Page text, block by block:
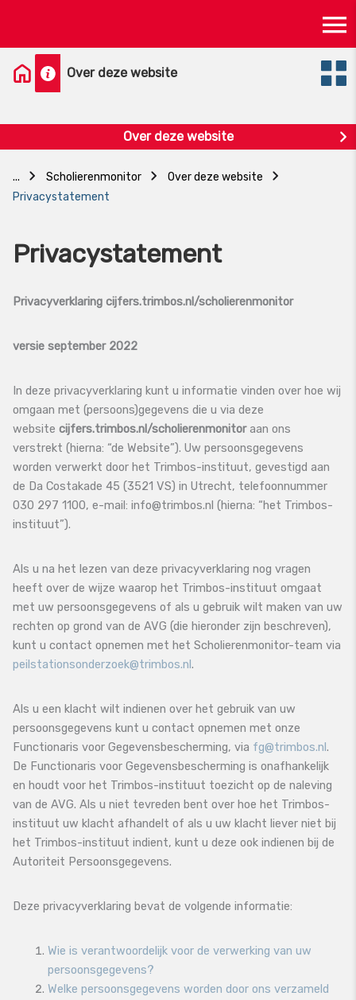
content
Over deze website
... Scholierenmonitor
Over deze website
Privacystatement
Over deze website
Privacystatement
Privacyverklaring cijfers.trimbos.nl/scholierenmonitor
versie september 2022
In deze privacyverklaring kunt u informatie vinden over hoe wij
omgaan met (persoons)gegevens die u via deze
website cijfers.trimbos.nl/scholierenmonitoraan ons
verstrekt (hierna: “de Website”). Uw persoonsgegevens
worden verwerkt door het Trimbos-instituut, gevestigd aan
de Da Costakade 45 (3521 VS) in Utrecht, telefoonnummer
030 297 1100, e-mail: info@trimbos.nl (hierna: “het Trimbos-
instituut”).
Als u na het lezen van deze privacyverklaring nog vragen
heeft over de wijze waarop het Trimbos-instituut omgaat
met uw persoonsgegevens of als u gebruik wilt maken van uw
rechten op grond van de AVG (die hieronder zijn beschreven),
kunt u contact opnemen met het Scholierenmonitor-team via
peilstationsonderzoek@trimbos.nl.
Als u een klacht wilt indienen over het gebruik van uw
persoonsgegevens kunt u contact opnemen met onze
Functionaris voor Gegevensbescherming, via fg@trimbos.nl.
De Functionaris voor Gegevensbescherming is onafhankelijk
en houdt voor het Trimbos-instituut toezicht op de naleving
van de AVG. Als u niet tevreden bent over hoe het Trimbos-
instituut uw klacht afhandelt of als u uw klacht liever niet bij
het Trimbos-instituut indient, kunt u deze ook indienen bij de
Autoriteit Persoonsgegevens.
Deze privacyverklaring bevat de volgende informatie:
Wie is verantwoordelijk voor de verwerking van uw
persoonsgegevens?
Welke persoonsgegevens worden door ons verzameld